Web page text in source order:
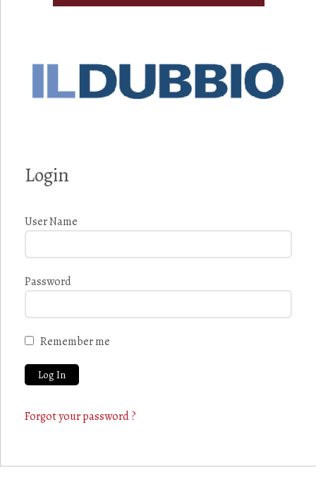
Login
User Name
Password
Remember me
Forgot your password ?